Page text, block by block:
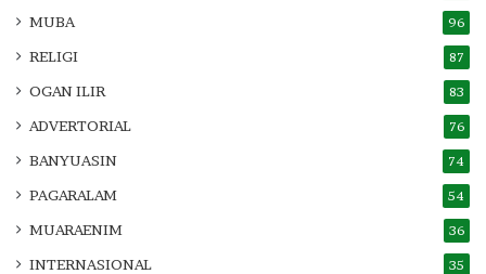
MUBA 96
RELIGI 87
OGAN ILIR 83
ADVERTORIAL 76
BANYUASIN 74
PAGARALAM 54
MUARAENIM 36
INTERNASIONAL 35